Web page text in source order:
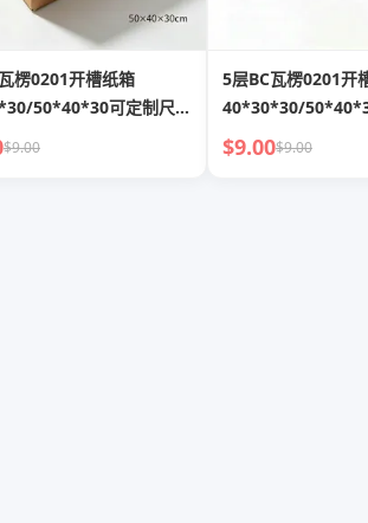
楞0201开槽纸箱
50*40*30可定制尺寸
$9.00
5层BC瓦楞0201开
40*30*30/
及印刷
$9.00$9.00